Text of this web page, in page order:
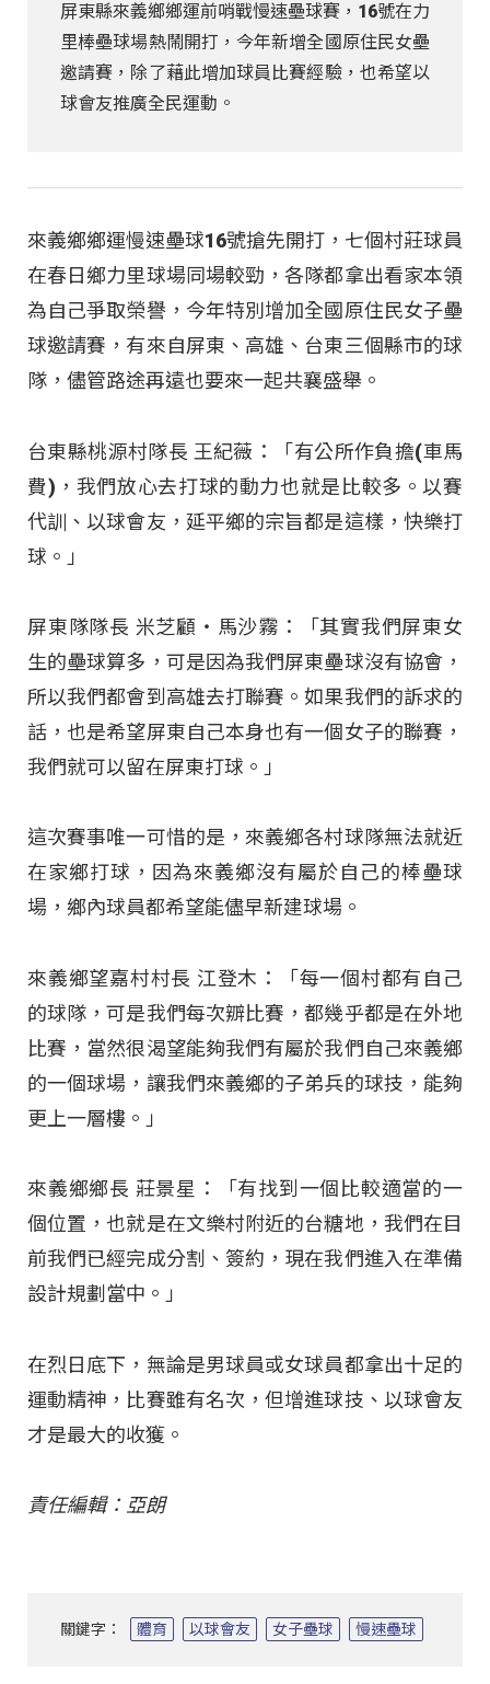
屏東縣來義鄉鄉運前哨戰慢速壘球賽，16號在力
里棒壘球場熱鬧開打，今年新增全國原住民女壘
邀請賽，除了藉此增加球員比賽經驗，也希望以
球會友推廣全民運動。
來義鄉鄉運慢速壘球16號搶先開打，七個村莊球員
在春日鄉力里球場同場較勁，各隊都拿出看家本領
為自己爭取榮譽，今年特別增加全國原住民女子壘
球邀請賽，有來自屏東、高雄、台東三個縣市的球
隊，儘管路途再遠也要來一起共襄盛舉。
台東縣桃源村隊長 王紀薇：「有公所作負擔(車馬
費)，我們放心去打球的動力也就是比較多。以賽
代訓、以球會友，延平鄉的宗旨都是這樣，快樂打
球。」
屏東隊隊長 米芝顧‧馬沙霧：「其實我們屏東女
生的壘球算多，可是因為我們屏東壘球沒有協會，
所以我們都會到高雄去打聯賽。如果我們的訴求的
話，也是希望屏東自己本身也有一個女子的聯賽，
我們就可以留在屏東打球。」
這次賽事唯一可惜的是，來義鄉各村球隊無法就近
在家鄉打球，因為來義鄉沒有屬於自己的棒壘球
場，鄉內球員都希望能儘早新建球場。
來義鄉望嘉村村長 江登木：「每一個村都有自己
的球隊，可是我們每次辧比賽，都幾乎都是在外地
比賽，當然很渴望能夠我們有屬於我們自己來義鄉
的一個球場，讓我們來義鄉的子弟兵的球技，能夠
更上一層樓。」
來義鄉鄉長 莊景星：「有找到一個比較適當的一
個位置，也就是在文樂村附近的台糖地，我們在目
前我們已經完成分割、簽約，現在我們進入在準備
設計規劃當中。」
在烈日底下，無論是男球員或女球員都拿出十足的
運動精神，比賽雖有名次，但增進球技、以球會友
才是最大的收獲。
責任編輯：亞朗
關鍵字： 體育 以球會友 女子壘球 慢速壘球